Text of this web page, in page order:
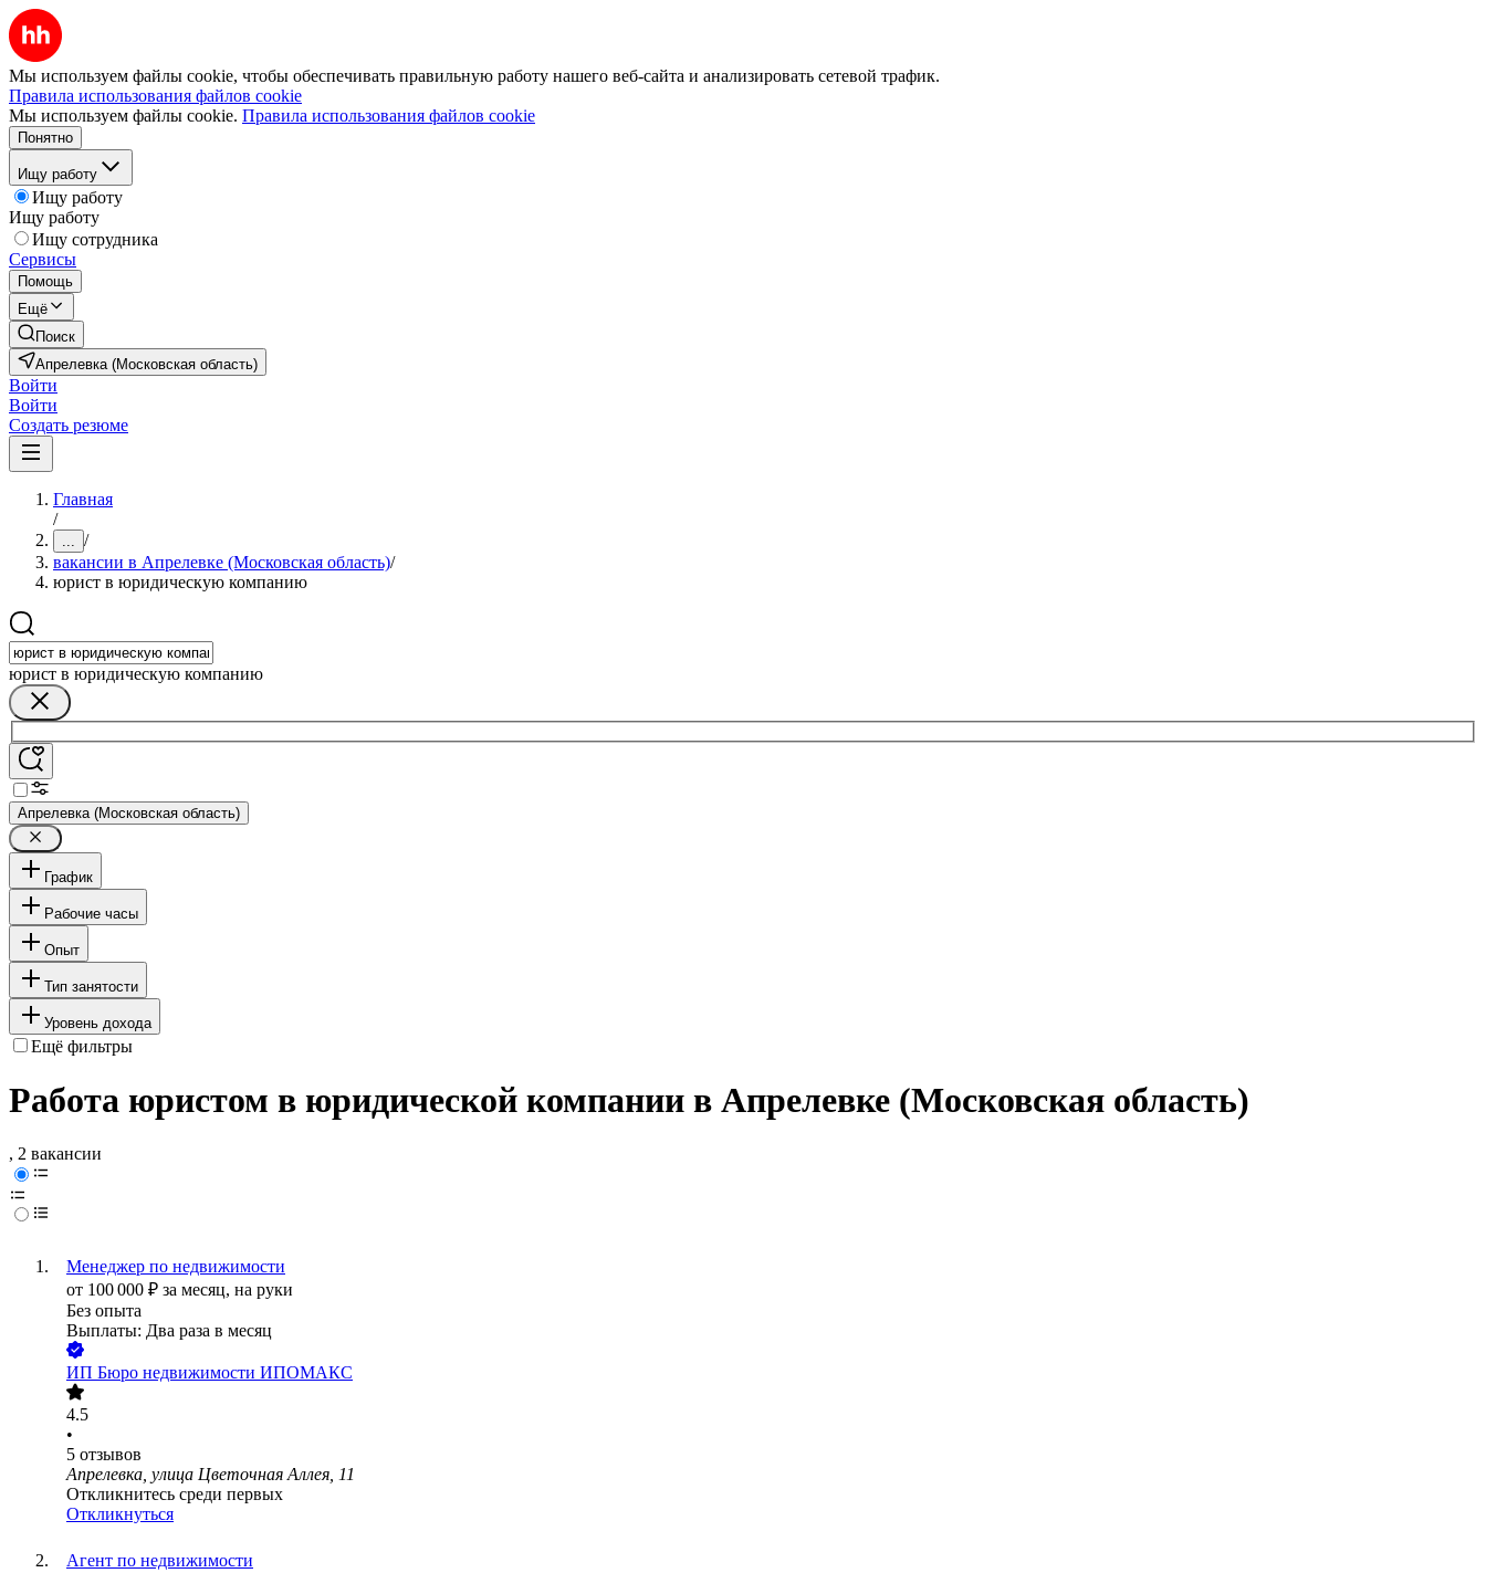
Мы используем файлы cookie, чтобы обеспечивать правильную работу нашего веб-сайта и анализировать сетевой трафик.
Правила использования файлов cookie
Мы используем файлы cookie. Правила использования файлов cookie
Понятно
Ищу работу
Ищу работу
Ищу работу
Ищу сотрудника
Сервисы
Помощь
Ещё
Поиск
Апрелевка (Московская область)
Войти
Войти
Создать резюме
Главная
/
... /
вакансии в Апрелевке (Московская область)/
юрист в юридическую компанию
юрист в юридическую компанию
Апрелевка (Московская область)
График
Рабочие часы
Опыт
Тип занятости
Уровень дохода
Ещё фильтры
Работа юристом в юридической компании в Апрелевке (Московская область)
, 2 вакансии
Менеджер по недвижимости
от 100 000 ₽ за месяц, на руки
Без опыта
Выплаты: Два раза в месяц
ИП Бюро недвижимости ИПОМАКС
4.5
•
5 отзывов
Апрелевка, улица Цветочная Аллея, 11
Откликнитесь среди первых
Откликнуться
Агент по недвижимости